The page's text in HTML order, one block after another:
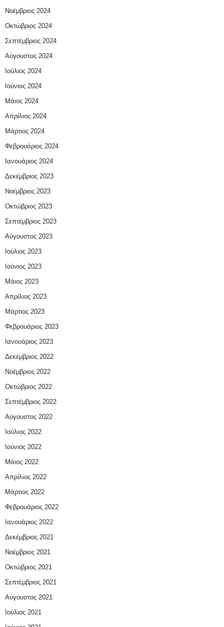
Νοέμβριος 2024
Οκτώβριος 2024
Σεπτέμβριος 2024
Αύγουστος 2024
Ιούλιος 2024
Ιούνιος 2024
Μάιος 2024
Απρίλιος 2024
Μάρτιος 2024
Φεβρουάριος 2024
Ιανουάριος 2024
Δεκέμβριος 2023
Νοέμβριος 2023
Οκτώβριος 2023
Σεπτέμβριος 2023
Αύγουστος 2023
Ιούλιος 2023
Ιούνιος 2023
Μάιος 2023
Απρίλιος 2023
Μάρτιος 2023
Φεβρουάριος 2023
Ιανουάριος 2023
Δεκέμβριος 2022
Νοέμβριος 2022
Οκτώβριος 2022
Σεπτέμβριος 2022
Αύγουστος 2022
Ιούλιος 2022
Ιούνιος 2022
Μάιος 2022
Απρίλιος 2022
Μάρτιος 2022
Φεβρουάριος 2022
Ιανουάριος 2022
Δεκέμβριος 2021
Νοέμβριος 2021
Οκτώβριος 2021
Σεπτέμβριος 2021
Αύγουστος 2021
Ιούλιος 2021